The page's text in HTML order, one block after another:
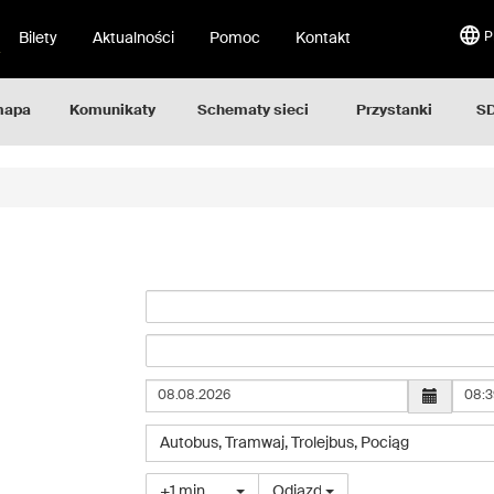
Bilety Aktualności Pomoc Kontakt
Komunikaty Schematy sieci Przystanki
Wybierz
pojazdu
Autobus, Tramwaj, Trolejbus, Pociąg
Wybierz